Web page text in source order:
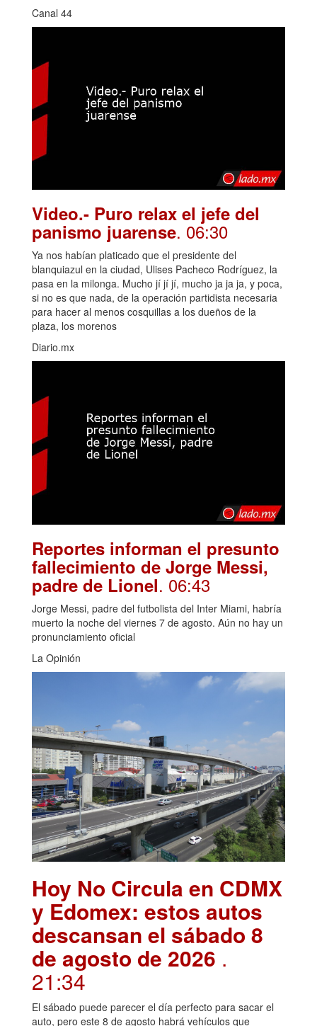
Canal 44
Video.- Puro relax el jefe del
panismo juarense. 06:30
Ya nos habían platicado que el presidente del
blanquiazul en la ciudad, Ulises Pacheco Rodríguez, la
pasa en la milonga. Mucho jí jí jí, mucho ja ja ja, y poca,
si no es que nada, de la operación partidista necesaria
para hacer al menos cosquillas a los dueños de la
plaza, los morenos
Diario.mx
Reportes informan el presunto
fallecimiento de Jorge Messi,
padre de Lionel. 06:43
Jorge Messi, padre del futbolista del Inter Miami, habría
muerto la noche del viernes 7 de agosto. Aún no hay un
pronunciamiento oficial
La Opinión
Hoy No Circula en CDMX
y Edomex: estos autos
descansan el sábado 8
de agosto de 2026 .
21:34
El sábado puede parecer el día perfecto para sacar el
auto, pero este 8 de agosto habrá vehículos que